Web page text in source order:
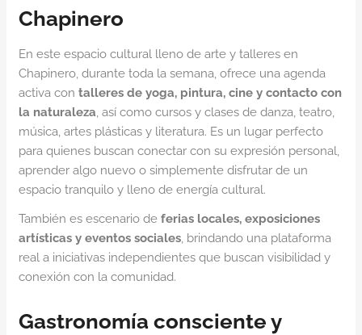
Chapinero
En este espacio cultural lleno de arte y talleres en
Chapinero, durante toda la semana, ofrece una agenda
activa con talleres de yoga, pintura, cine y contacto con
la naturaleza, así como cursos y clases de danza, teatro,
música, artes plásticas y literatura. Es un lugar perfecto
para quienes buscan conectar con su expresión personal,
aprender algo nuevo o simplemente disfrutar de un
espacio tranquilo y lleno de energía cultural.
También es escenario de ferias locales, exposiciones
artísticas y eventos sociales, brindando una plataforma
real a iniciativas independientes que buscan visibilidad y
conexión con la comunidad.
Gastronomía consciente y